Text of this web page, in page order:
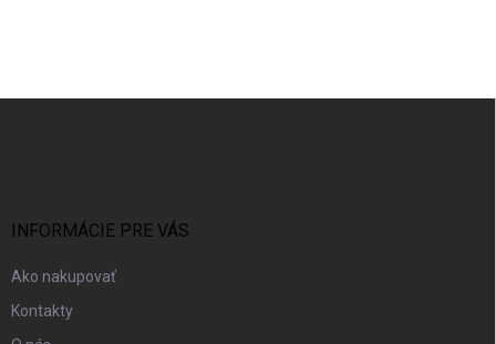
INFORMÁCIE PRE VÁS
Ako nakupovať
Kontakty